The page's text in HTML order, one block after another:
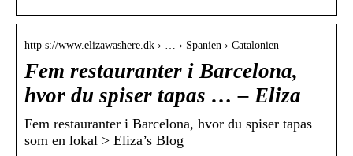
http s://www.elizawashere.dk › … › Spanien › Catalonien
Fem restauranter i Barcelona,
hvor du spiser tapas … – Eliza
Fem restauranter i Barcelona, hvor du spiser tapas
som en lokal > Eliza’s Blog